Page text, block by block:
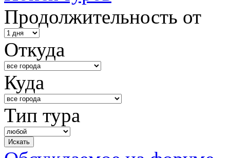
Продолжительность от
Откуда
Куда
Тип тура